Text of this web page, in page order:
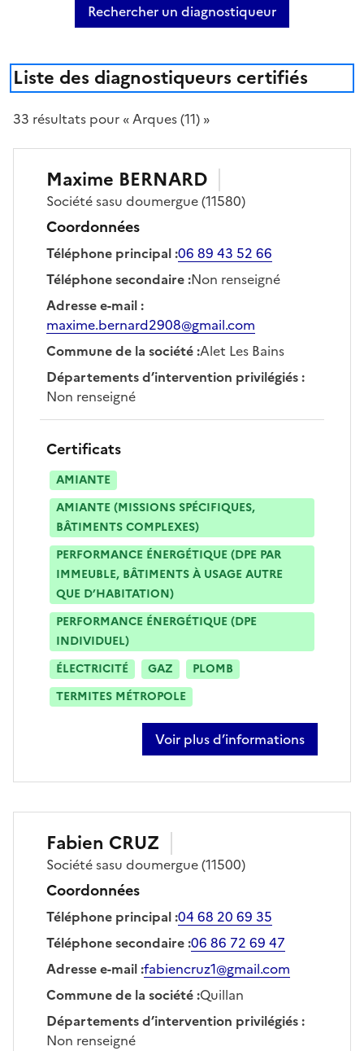
Rechercher un diagnostiqueur
Liste des diagnostiqueurs certifiés
33 résultats pour « Arques (11) »
Maxime BERNARD
Sociétésasu doumergue(11580)
Coordonnées
Téléphone principal:06 89 43 52 66
Téléphone secondaire:Non renseigné
Adresse e-mail:
maxime.bernard2908@gmail.com
Commune de la société:Alet Les Bains
Départements d’intervention privilégiés:
Non renseigné
Certificats
AMIANTE
AMIANTE (MISSIONS SPÉCIFIQUES,
BÂTIMENTS COMPLEXES)
PERFORMANCE ÉNERGÉTIQUE (DPE PAR
IMMEUBLE, BÂTIMENTS À USAGE AUTRE
QUE D’HABITATION)
PERFORMANCE ÉNERGÉTIQUE (DPE
INDIVIDUEL)
ÉLECTRICITÉ
GAZ
PLOMB
TERMITES MÉTROPOLE
Voir plus d’informations
sur maxime bernard
Fabien CRUZ
Sociétésasu doumergue(11500)
Coordonnées
Téléphone principal:04 68 20 69 35
Téléphone secondaire:06 86 72 69 47
Adresse e-mail:fabiencruz1@gmail.com
Commune de la société:Quillan
Départements d’intervention privilégiés:
Non renseigné